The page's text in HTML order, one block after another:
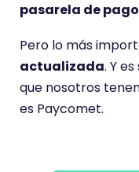
pasarela de
Pero lo más
actualizada. Y
que nosotros
es Paycomet.